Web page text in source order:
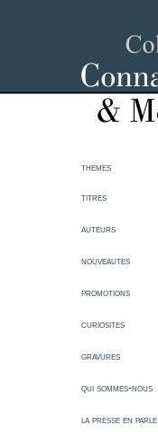
themes
titres
auteurs
nouveautes
promotions
curiosites
gravures
qui sommes-nous
la presse en parle